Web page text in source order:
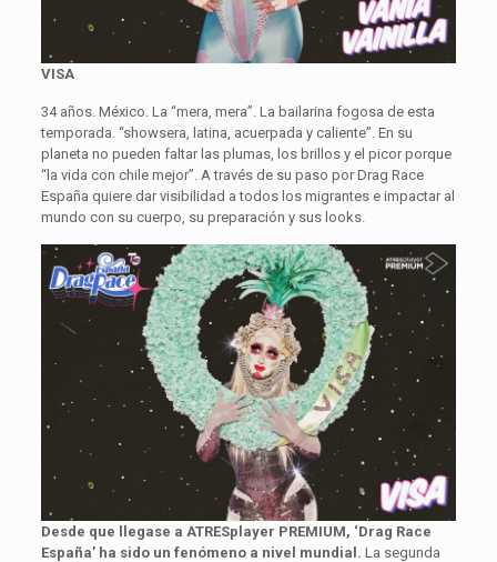
VISA
34 años. México. La “mera, mera”. La bailarina fogosa de esta
temporada. “showsera, latina, acuerpada y caliente”. En su
planeta no pueden faltar las plumas, los brillos y el picor porque
“la vida con chile mejor”. A través de su paso por Drag Race
España quiere dar visibilidad a todos los migrantes e impactar al
mundo con su cuerpo, su preparación y sus looks.
Desde que llegase a ATRESplayer PREMIUM, ‘Drag Race
España’ ha sido un fenómeno a nivel mundial. La segunda